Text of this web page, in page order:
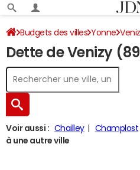
Budgets des villes Yonne
Dette de Venizy
Voir aussi : Chailley Champlost
à une autre ville